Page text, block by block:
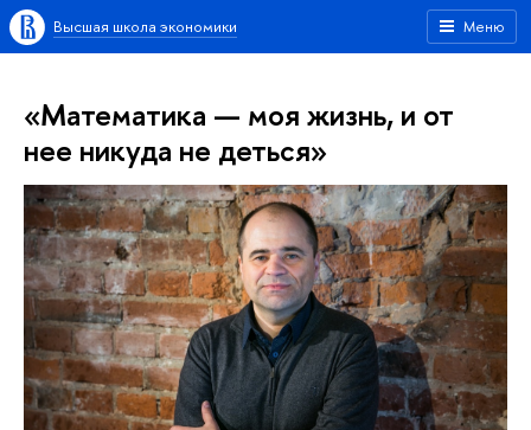
Меню
Высшая школа экономики
«Математика — моя жизнь, и от
нее никуда не деться»